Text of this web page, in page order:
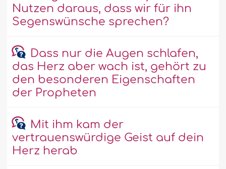
Nutzen daraus, dass wir für ihn
Segenswünsche sprechen?
Dass nur die Augen schlafen,
das Herz aber wach ist, gehört zu
den besonderen Eigenschaften
der Propheten
Mit ihm kam der
vertrauenswürdige Geist auf dein
Herz herab